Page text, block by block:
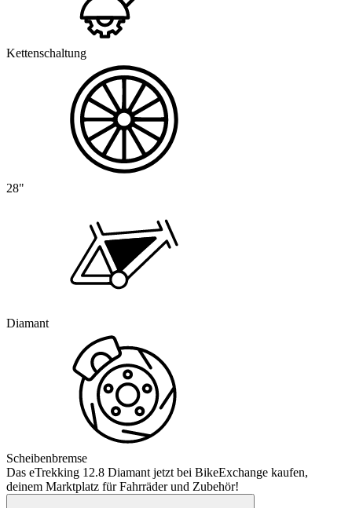
Kettenschaltung
28"
Diamant
Scheibenbremse
Das eTrekking 12.8 Diamant jetzt bei BikeExchange kaufen,
deinem Marktplatz für Fahrräder und Zubehör!